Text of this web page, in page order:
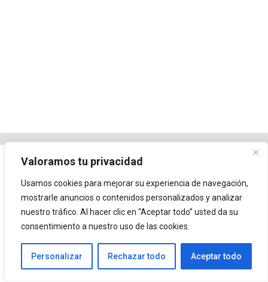
Valoramos tu privacidad
Usamos cookies para mejorar su experiencia de navegación,
mostrarle anuncios o contenidos personalizados y analizar
nuestro tráfico. Al hacer clic en “Aceptar todo” usted da su
consentimiento a nuestro uso de las cookies.
Personalizar Rechazar todo Aceptar todo